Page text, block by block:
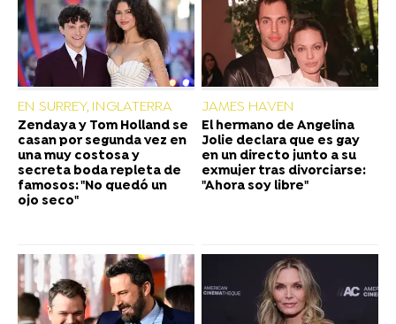
EN SURREY, INGLATERRA
Zendaya y Tom Holland se
casan por segunda vez en
una muy costosa y
secreta boda repleta de
famosos: "No quedó un
ojo seco"
JAMES HAVEN
El hermano de Angelina
Jolie declara que es gay
en un directo junto a su
exmujer tras divorciarse:
"Ahora soy libre"